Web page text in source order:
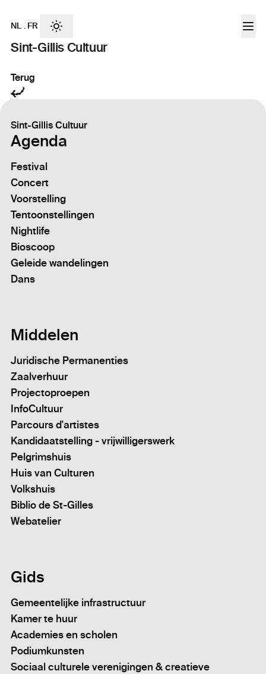
Sint-Gillis Cultuur
NL . FR
Terug
Sint-Gillis Cultuur
Agenda
Festival
Concert
Voorstelling
Tentoonstellingen
Nightlife
Bioscoop
Geleide wandelingen
Dans
Middelen
Juridische Permanenties
Zaalverhuur
Projectoproepen
InfoCultuur
Parcours d'artistes
Kandidaatstelling - vrijwilligerswerk
Pelgrimshuis
Huis van Culturen
Volkshuis
Biblio de St-Gilles
Webatelier
Gids
Gemeentelijke infrastructuur
Kamer te huur
Academies en scholen
Podiumkunsten
Sociaal culturele verenigingen & creatieve